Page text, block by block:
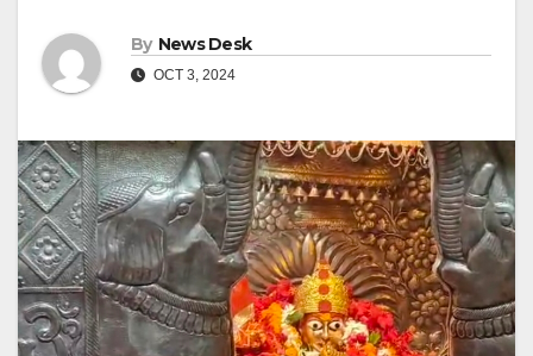
By News Desk
OCT 3, 2024